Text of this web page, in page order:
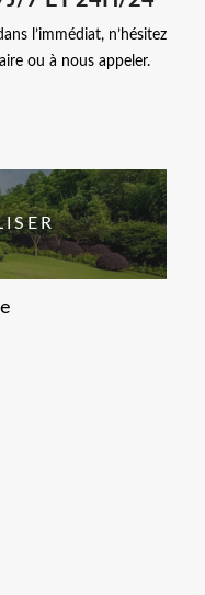
l’immédiat, n’hésitez
ou à nous appeler.